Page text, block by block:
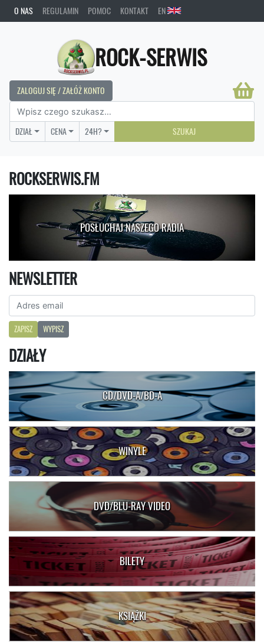
O NAS REGULAMIN POMOC KONTAKT EN
ROCK-SERWIS
ZALOGUJ SIĘ / ZAŁÓŻ KONTO
DZIAŁ CENA 24H? SZUKAJ
ROCKSERWIS.FM
POSŁUCHAJ NASZEGO RADIA
NEWSLETTER
ZAPISZ WYPISZ
DZIAŁY
CD/DVD-A/BD-A
WINYLE
DVD/BLU-RAY VIDEO
BILETY
KSIĄŻKI